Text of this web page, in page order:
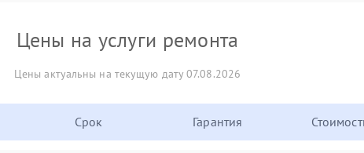
Цены на услуги ремонта
Цены актуальны на текущую дату 07.08.2026
Срок Гарантия